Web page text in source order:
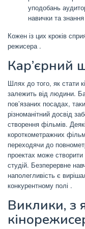
уподобань
навички та
Кожен із цих кроків
режисера .
Кар’єрний
Шлях до того, як стати
залежить від людини.
пов’язаних посадах,
різноманітний досвід
створення фільмів.
короткометражних
переходячи до
проектах може
студій. Безперервне
наполегливість є
конкурентному полі .
Виклики, з